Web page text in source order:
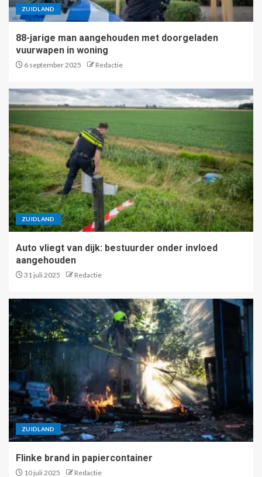
ZUIDLAND
88-jarige man aangehouden met doorgeladen
vuurwapen in woning
6 september 2025 Redactie
ZUIDLAND
Auto vliegt van dijk: bestuurder onder invloed
aangehouden
31 juli 2025 Redactie
ZUIDLAND
Flinke brand in papiercontainer
10 juli 2025 Redactie